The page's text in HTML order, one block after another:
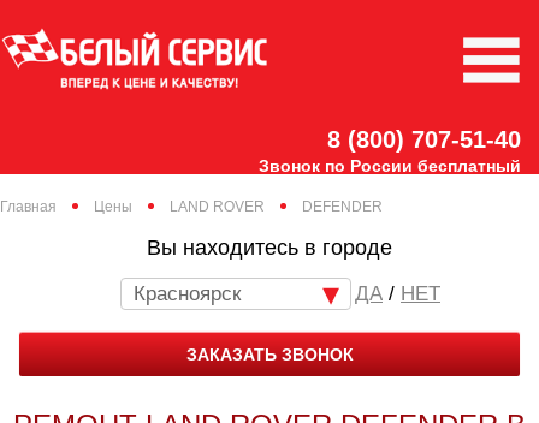
8 (800) 707-51-40
Звонок по России бесплатный
Главная Цены LAND ROVER DEFENDER
Вы находитесь в городе
Красноярск / НЕТ
ЗАКАЗАТЬ ЗВОНОК